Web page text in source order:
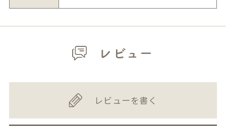
レビュー
レビューを書く